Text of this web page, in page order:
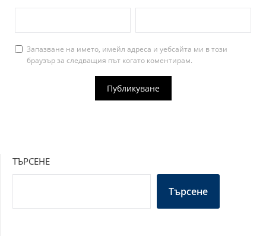
Запазване на името, имейл адреса и уебсайта ми в този
браузър за следващия път когато коментирам.
ТЪРСЕНЕ
Търсене